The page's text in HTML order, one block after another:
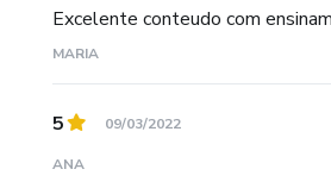
Excelente conteudo com
MARIA
5 09/03/2022
ANA